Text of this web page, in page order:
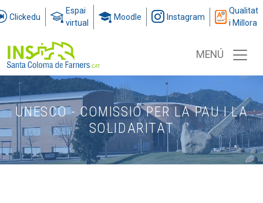
Clickedu
Espai
virtual
Moodle Instagram
Qualitat
i Millora
MENÚ
UNESCO - COMISSIÓ PER LA PAU I LA
SOLIDARITAT